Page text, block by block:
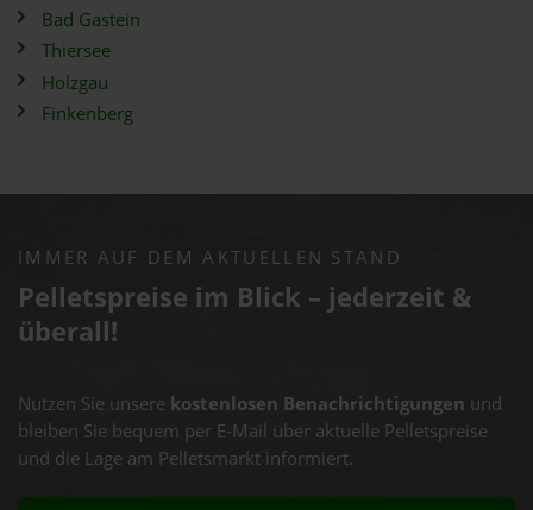
Bad Gastein
Thiersee
Holzgau
Finkenberg
IMMER AUF DEM AKTUELLEN STAND
Pelletspreise im Blick – jederzeit &
überall!
Nutzen Sie unsere kostenlosen Benachrichtigungen und
bleiben Sie bequem per E-Mail über aktuelle Pelletspreise
und die Lage am Pelletsmarkt informiert.